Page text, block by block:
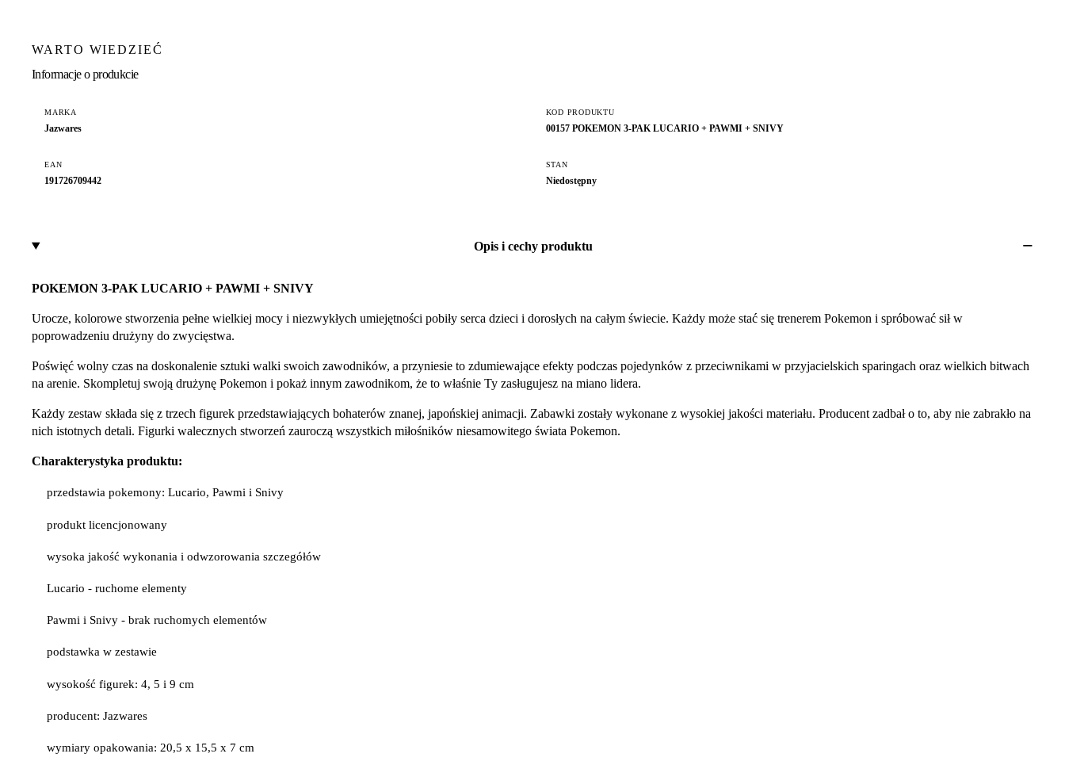
WARTO WIEDZIEĆ
Informacje o produkcie
MARKA
Jazwares
KOD PRODUKTU
00157 POKEMON 3-PAK LUCARIO + PAWMI + SNIVY
EAN
191726709442
STAN
Niedostępny
Opis i cechy produktu
POKEMON 3-PAK LUCARIO + PAWMI + SNIVY
Urocze, kolorowe stworzenia pełne wielkiej mocy i niezwykłych umiejętności pobiły serca dzieci i dorosłych na całym świecie. Każdy może stać się trenerem Pokemon i spróbować sił w
poprowadzeniu drużyny do zwycięstwa.
Poświęć wolny czas na doskonalenie sztuki walki swoich zawodników, a przyniesie to zdumiewające efekty podczas pojedynków z przeciwnikami w przyjacielskich sparingach oraz wielkich bitwach
na arenie. Skompletuj swoją drużynę Pokemon i pokaż innym zawodnikom, że to właśnie Ty zasługujesz na miano lidera.
Każdy zestaw składa się z trzech figurek przedstawiających bohaterów znanej, japońskiej animacji. Zabawki zostały wykonane z wysokiej jakości materiału. Producent zadbał o to, aby nie zabrakło na
nich istotnych detali. Figurki walecznych stworzeń zauroczą wszystkich miłośników niesamowitego świata Pokemon.
Charakterystyka produktu:
przedstawia pokemony: Lucario, Pawmi i Snivy
produkt licencjonowany
wysoka jakość wykonania i odwzorowania szczegółów
Lucario - ruchome elementy
Pawmi i Snivy - brak ruchomych elementów
podstawka w zestawie
wysokość figurek: 4, 5 i 9 cm
producent: Jazwares
wymiary opakowania: 20,5 x 15,5 x 7 cm